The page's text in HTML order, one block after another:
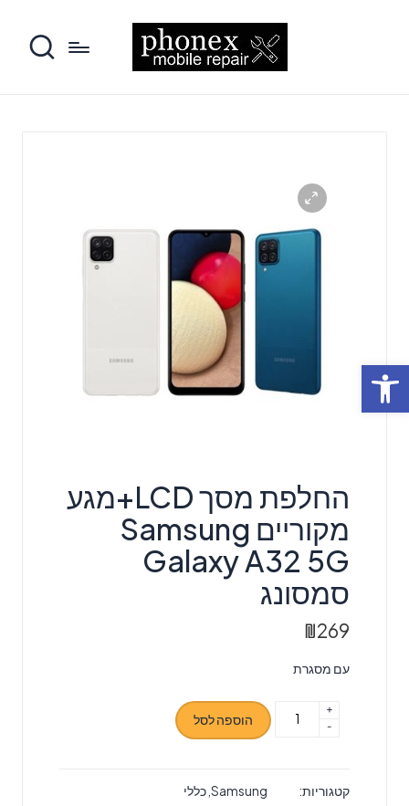
פתח סרגל נגישות
החלפת מסך LCD+מגע
מקוריים Samsung
Galaxy A32 5G
סמסונג
₪269
עם מסגרת
כמות
LCD+מגע
-
+
הוספה לסל
קטגוריות: Samsung כללי